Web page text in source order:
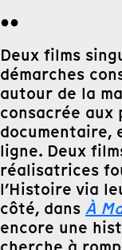
●●
Deux films
démarches
autour de la
consacrée aux
documentaire,
ligne. Deux
réalisatrices
l’Histoire via
côté, dans À
encore une